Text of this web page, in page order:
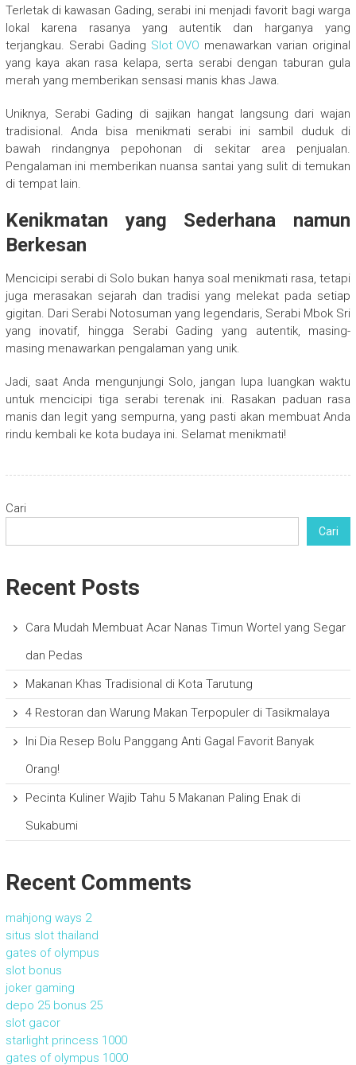
Terletak di kawasan Gading, serabi ini menjadi favorit bagi warga
lokal karena rasanya yang autentik dan harganya yang
terjangkau. Serabi Gading Slot OVO menawarkan varian original
yang kaya akan rasa kelapa, serta serabi dengan taburan gula
merah yang memberikan sensasi manis khas Jawa.
Uniknya, Serabi Gading di sajikan hangat langsung dari wajan
tradisional. Anda bisa menikmati serabi ini sambil duduk di
bawah rindangnya pepohonan di sekitar area penjualan.
Pengalaman ini memberikan nuansa santai yang sulit di temukan
di tempat lain.
Kenikmatan yang Sederhana namun
Berkesan
Mencicipi serabi di Solo bukan hanya soal menikmati rasa, tetapi
juga merasakan sejarah dan tradisi yang melekat pada setiap
gigitan. Dari Serabi Notosuman yang legendaris, Serabi Mbok Sri
yang inovatif, hingga Serabi Gading yang autentik, masing-
masing menawarkan pengalaman yang unik.
Jadi, saat Anda mengunjungi Solo, jangan lupa luangkan waktu
untuk mencicipi tiga serabi terenak ini. Rasakan paduan rasa
manis dan legit yang sempurna, yang pasti akan membuat Anda
rindu kembali ke kota budaya ini. Selamat menikmati!
Cari
Cari
Recent Posts
Cara Mudah Membuat Acar Nanas Timun Wortel yang Segar
dan Pedas
Makanan Khas Tradisional di Kota Tarutung
4 Restoran dan Warung Makan Terpopuler di Tasikmalaya
Ini Dia Resep Bolu Panggang Anti Gagal Favorit Banyak
Orang!
Pecinta Kuliner Wajib Tahu 5 Makanan Paling Enak di
Sukabumi
Recent Comments
mahjong ways 2
situs slot thailand
gates of olympus
slot bonus
joker gaming
depo 25 bonus 25
slot gacor
starlight princess 1000
gates of olympus 1000